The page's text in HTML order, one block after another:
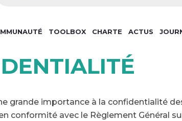
TOOLBOX CHARTE ACTUS
grande importance à la confidentialité
avec le Règlement Général